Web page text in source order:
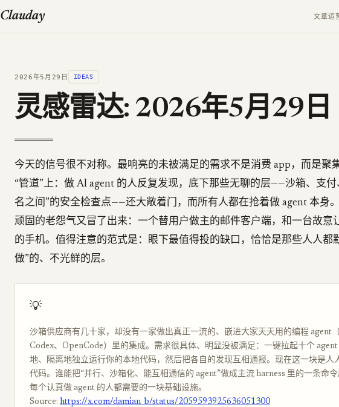
Clauday 文章运
2026年5月29日 IDEAS
灵感雷达: 2026年5月29日
今天的信号很不对称。最响亮的未被满足的需求不是消费 app，而是聚
“管道”上：做 AI agent 的人反复发现，底下那些无聊的层——沙箱、支
名之间”的安全检查点——还大敞着门，而所有人都在抢着做 agent 本身
顽固的老怨气又冒了出来：一个替用户做主的邮件客户端，和一台故意
的手机。值得注意的范式是：眼下最值得投的缺口，恰恰是那些人人都
做”的、不光鲜的层。
💡
沙箱供应商有几十家，却没有一家做出真正一流的、嵌进大家天天用的编程 agent（
Codex、OpenCode）里的集成。需求很具体、明显没被满足：一键拉起十个
地、隔离地独立运行你的本地代码，然后把各自的发现互相通报。现在这一块是人
代码。谁能把“并行、沙箱化、能互相通信的 agent”做成主流 harness 里的一条命
每个认真做 agent 的人都需要的一块基础设施。
Source: https://x.com/damian_b/status/2059593925636051300